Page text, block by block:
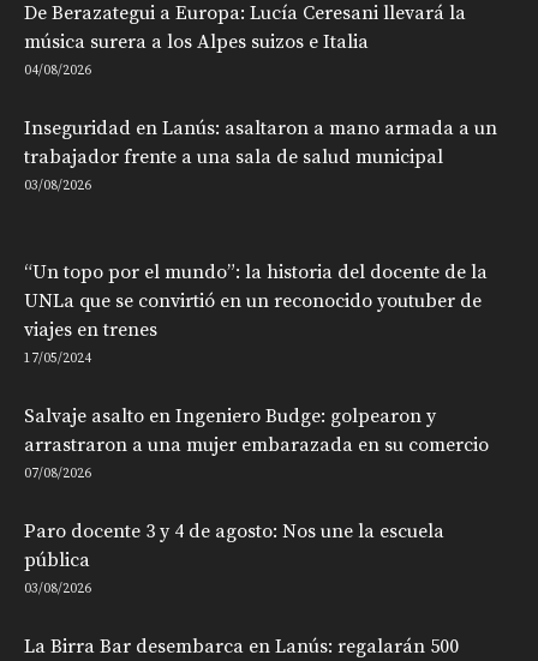
De Berazategui a Europa: Lucía Ceresani llevará la
música surera a los Alpes suizos e Italia
04/08/2026
Inseguridad en Lanús: asaltaron a mano armada a un
trabajador frente a una sala de salud municipal
03/08/2026
“Un topo por el mundo”: la historia del docente de la
UNLa que se convirtió en un reconocido youtuber de
viajes en trenes
17/05/2024
Salvaje asalto en Ingeniero Budge: golpearon y
arrastraron a una mujer embarazada en su comercio
07/08/2026
Paro docente 3 y 4 de agosto: Nos une la escuela
pública
03/08/2026
La Birra Bar desembarca en Lanús: regalarán 500